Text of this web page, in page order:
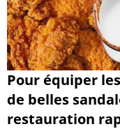
Pour équiper
de belles
restauration